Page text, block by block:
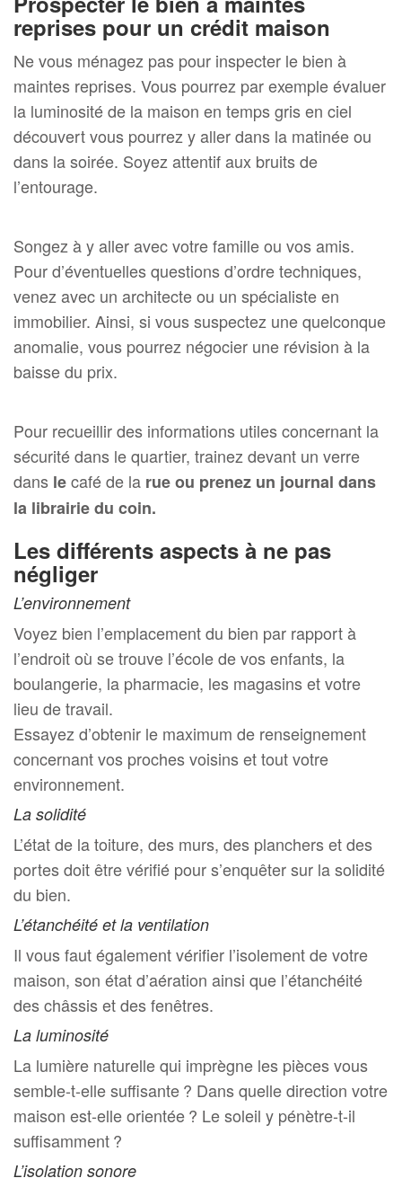
reprises pour un crédit maison
Ne vous ménagez pas pour inspecter le bien à
maintes reprises. Vous pourrez par exemple évaluer
la luminosité de la maison en temps gris en ciel
découvert vous pourrez y aller dans la matinée ou
dans la soirée. Soyez attentif aux bruits de
l’entourage.
Songez à y aller avec votre famille ou vos amis.
Pour d’éventuelles questions d’ordre techniques,
venez avec un architecte ou un spécialiste en
immobilier. Ainsi, si vous suspectez une quelconque
anomalie, vous pourrez négocier une révision à la
baisse du prix.
Pour recueillir des informations utiles concernant la
sécurité dans le quartier, trainez devant un verre
dans lecafé de la rue ou prenez un journal dans
la librairie du coin.
Les différents aspects à ne pas
négliger
L’environnement
Voyez bien l’emplacement du bien par rapport à
l’endroit où se trouve l’école de vos enfants, la
boulangerie, la pharmacie, les magasins et votre
lieu de travail.
Essayez d’obtenir le maximum de renseignement
concernant vos proches voisins et tout votre
environnement.
La solidité
L’état de la toiture, des murs, des planchers et des
portes doit être vérifié pour s’enquêter sur la solidité
du bien.
L’étanchéité et la ventilation
Il vous faut également vérifier l’isolement de votre
maison, son état d’aération ainsi que l’étanchéité
des châssis et des fenêtres.
La luminosité
La lumière naturelle qui imprègne les pièces vous
semble-t-elle suffisante ? Dans quelle direction votre
maison est-elle orientée ? Le soleil y pénètre-t-il
suffisamment ?
L’isolation sonore